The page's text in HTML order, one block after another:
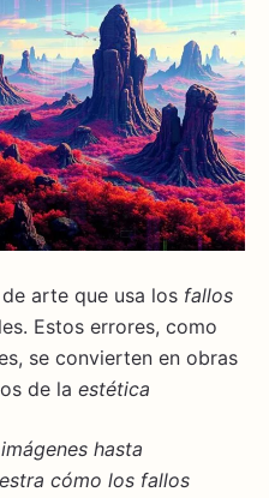
arte que usa los fallos
Estos errores, como
se convierten en obras
de la estética
hasta
cómo los fallos